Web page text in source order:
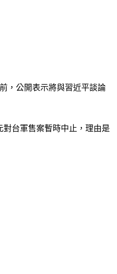
，公開表示將與習近平談論
對台軍售案暫時中止，理由是